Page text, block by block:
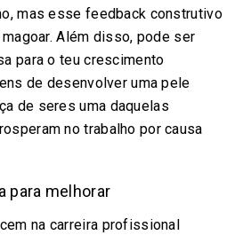
mas esse feedback construtivo
Além disso, pode ser
para o teu crescimento
de desenvolver uma pele
de seres uma daquelas
no trabalho por causa
para melhorar
na carreira profissional